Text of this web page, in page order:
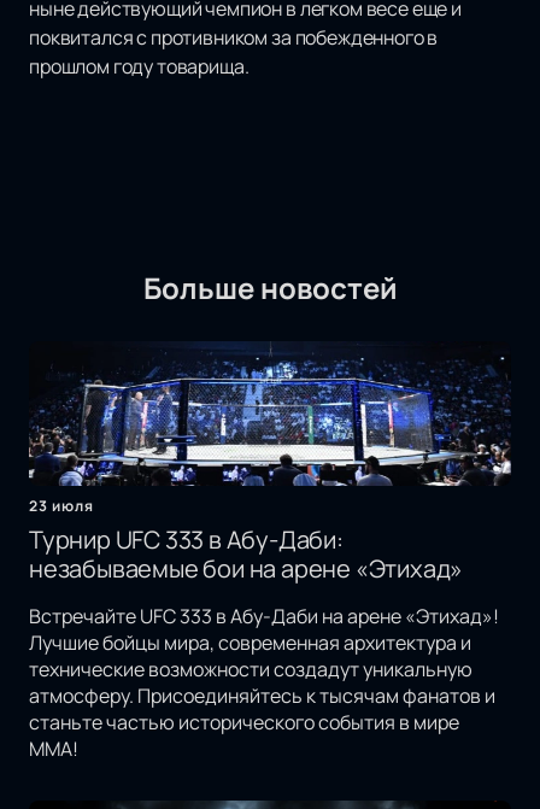
ныне действующий чемпион в легком весе еще и
поквитался с противником за побежденного в
прошлом году товарища.
Больше новостей
23 июля
Турнир UFC 333 в Абу-Даби:
незабываемые бои на арене «Этихад»
Встречайте UFC 333 в Абу-Даби на арене «Этихад»!
Лучшие бойцы мира, современная архитектура и
технические возможности создадут уникальную
атмосферу. Присоединяйтесь к тысячам фанатов и
станьте частью исторического события в мире
MMA!